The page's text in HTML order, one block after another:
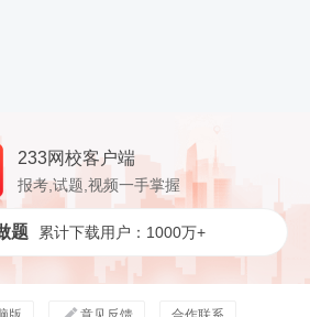
233网校客户端
报考,试题,视频一手掌握
题 累计下载用户：1000万+